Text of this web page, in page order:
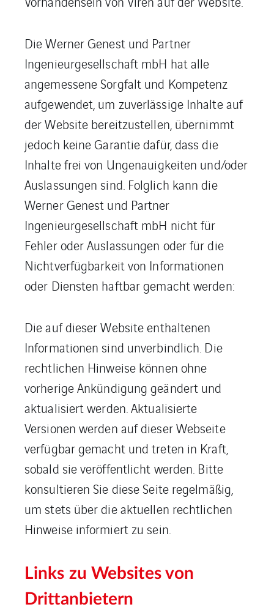
Die Werner Genest und Partner
Ingenieurgesellschaft mbH hat alle
angemessene Sorgfalt und Kompetenz
aufgewendet, um zuverlässige Inhalte auf
der Website bereitzustellen, übernimmt
jedoch keine Garantie dafür, dass die
Inhalte frei von Ungenauigkeiten und/oder
Auslassungen sind. Folglich kann die
Werner Genest und Partner
Ingenieurgesellschaft mbH nicht für
Fehler oder Auslassungen oder für die
Nichtverfügbarkeit von Informationen
oder Diensten haftbar gemacht werden:
Die auf dieser Website enthaltenen
Informationen sind unverbindlich. Die
rechtlichen Hinweise können ohne
vorherige Ankündigung geändert und
aktualisiert werden. Aktualisierte
Versionen werden auf dieser Webseite
verfügbar gemacht und treten in Kraft,
sobald sie veröffentlicht werden. Bitte
konsultieren Sie diese Seite regelmäßig,
um stets über die aktuellen rechtlichen
Hinweise informiert zu sein.
Links zu Websites von
Drittanbietern